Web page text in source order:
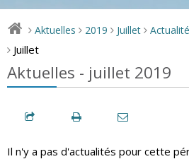
> Aktuelles > 2019 > Juillet >
> Juillet
Aktuelles - juillet 2019
Il n'y a pas d'actualités pour cette